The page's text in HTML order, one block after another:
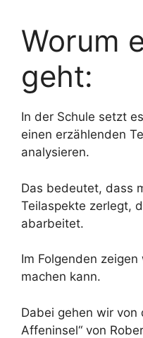
Worum
geht:
In der Schule setzt
einen erzählenden
analysieren.
Das bedeutet, dass
Teilaspekte zerlegt,
abarbeitet.
Im Folgenden
machen kann.
Dabei gehen wir von
Affeninsel“ von